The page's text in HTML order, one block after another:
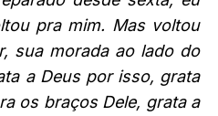
pra mim. Mas voltou
sua morada ao lado do
a Deus por isso, grata
os braços Dele, grata a